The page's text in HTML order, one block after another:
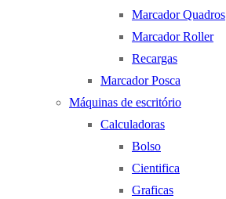
Marcador Quadros
Marcador Roller
Recargas
Marcador Posca
Máquinas de escritório
Calculadoras
Bolso
Cientifica
Graficas